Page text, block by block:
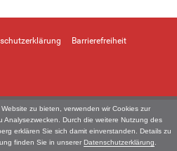
zu bieten, verwenden wir Cookies zur
Analysezwecken. Durch die weitere Nutzung des
erklären Sie sich damit einverstanden. Details zu
finden Sie in unserer Datenschutzerklärung
Barrierefreiheit